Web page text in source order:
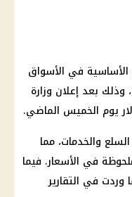
في الأسواق
المحلية اليوم الأثنين، 21 أكتوبر 2024، وذلك بعد إعلان وزارة
يوم الخميس الماضي.
والخدمات، مما
في الأسعار. فيما
في التقارير